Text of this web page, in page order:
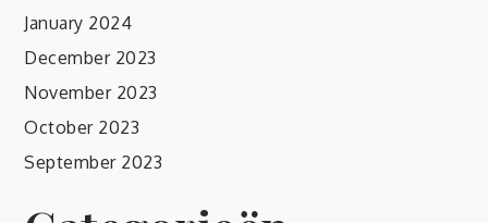
January 2024
December 2023
November 2023
October 2023
September 2023